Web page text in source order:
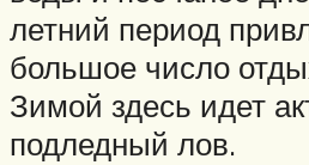
летний период
большое число
Зимой здесь идет
подледный лов.